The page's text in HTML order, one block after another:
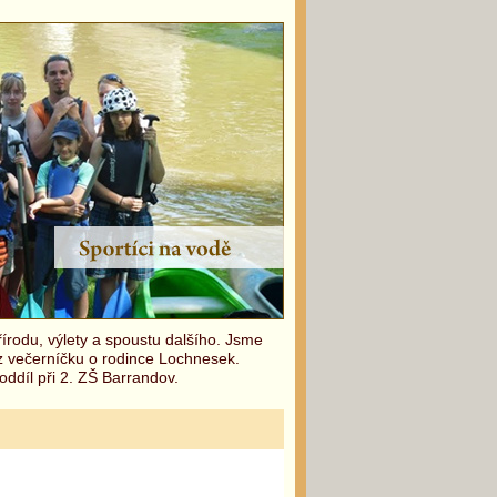
výlety a spoustu dalšího. Jsme
o rodince Lochnesek.
při 2. ZŠ Barrandov.